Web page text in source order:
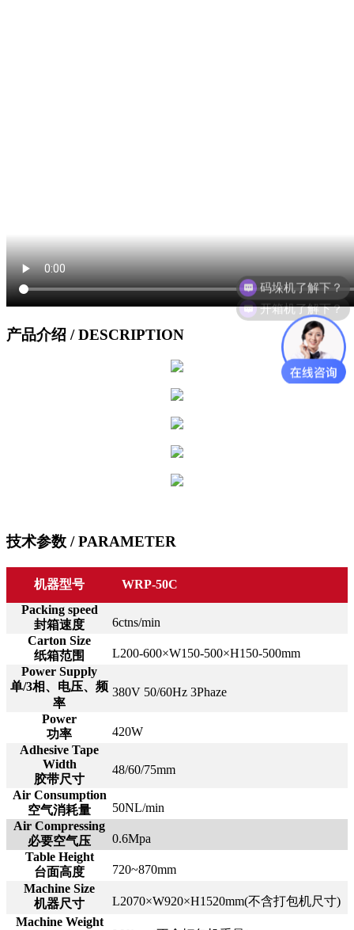
产品介绍 / DESCRIPTION
技术参数 / PARAMETER
机器型号
WRP-50C
Packing speed
封箱速度
6ctns/min
Carton Size
纸箱范围
L200-600×W150-500×H150-500mm
Power Supply
单/3相、电压、频
率
380V 50/60Hz 3Phaze
Power
功率
420W
Adhesive Tape
Width
胶带尺寸
48/60/75mm
Air Consumption
空气消耗量
50NL/min
Air Compressing
必要空气压
0.6Mpa
Table Height
台面高度
720~870mm
Machine Size
机器尺寸
L2070×W920×H1520mm(不含打包机尺寸)
Machine Weight
码垛机了解下？
开箱机了解下？